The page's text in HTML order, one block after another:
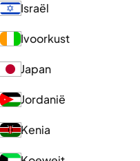
Israël
Ivoorkust
Japan
Jordanië
Kenia